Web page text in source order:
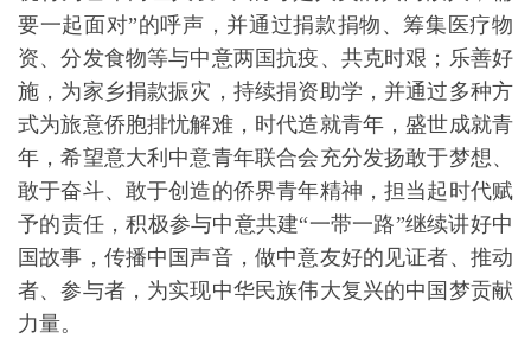
要一起面对”的呼声，并通过捐款捐物、筹集医疗物
资、分发食物等与中意两国抗疫、共克时艰；乐善好
施，为家乡捐款振灾，持续捐资助学，并通过多种方
式为旅意侨胞排忧解难，时代造就青年，盛世成就青
年，希望意大利中意青年联合会充分发扬敢于梦想、
敢于奋斗、敢于创造的侨界青年精神，担当起时代赋
予的责任，积极参与中意共建“一带一路”继续讲好中
国故事，传播中国声音，做中意友好的见证者、推动
者、参与者，为实现中华民族伟大复兴的中国梦贡献
力量。